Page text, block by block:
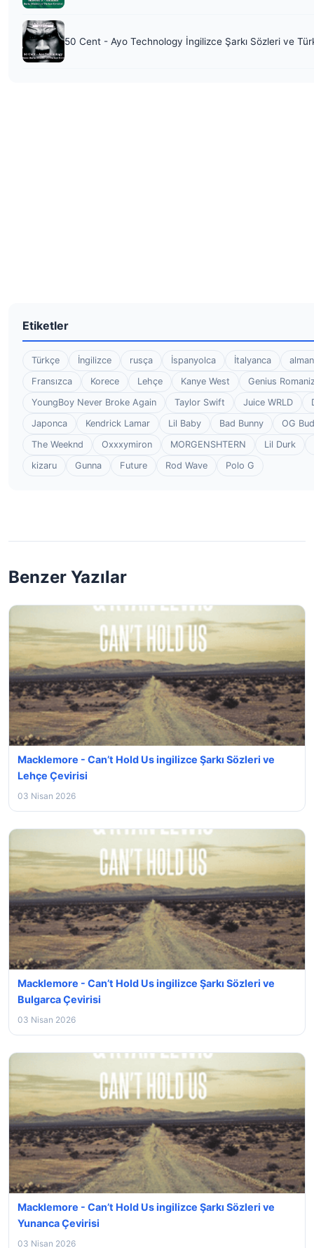
50 Cent - Ayo Technology İngilizce Şarkı Sözleri ve
Etiketler
Türkçe İngilizce rusça İspanyolca İtalyanca
Fransızca
Korece Lehçe Kanye West
Genius
YoungBoy Never Broke Again
Taylor Swift Juice WRLD
Japonca
Kendrick Lamar Lil Baby Bad Bunny
OG
The Weeknd
Oxxxymiron MORGENSHTERN
Lil Durk
kizaru
Gunna Future Rod Wave Polo G
Benzer Yazılar
Macklemore - Can’t Hold Us ingilizce Şarkı Sözleri ve
Lehçe Çevirisi
03 Nisan 2026
Macklemore - Can’t Hold Us ingilizce Şarkı Sözleri ve
Bulgarca Çevirisi
03 Nisan 2026
Macklemore - Can’t Hold Us ingilizce Şarkı Sözleri ve
Yunanca Çevirisi
03 Nisan 2026